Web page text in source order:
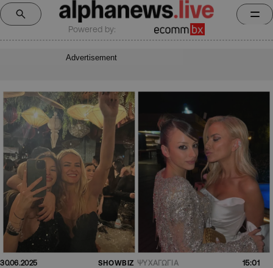
Powered by:
Advertisement
30.06.2025 SHOWBIZ ΨΥΧΑΓΩΓΙΑ 15:01